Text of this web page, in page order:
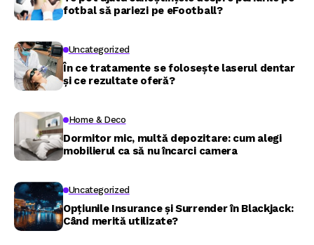
fotbal să pariezi pe eFootball?
Uncategorized
În ce tratamente se folosește laserul dentar
și ce rezultate oferă?
Home & Deco
Dormitor mic, multă depozitare: cum alegi
mobilierul ca să nu încarci camera
Uncategorized
Opțiunile Insurance și Surrender în Blackjack:
Când merită utilizate?